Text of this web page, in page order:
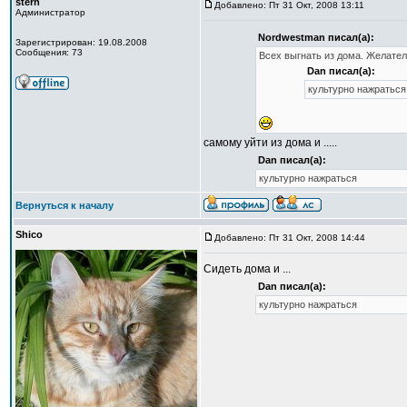
Администратор
Зарегистрирован: 19.08.2008
Сообщения: 73
Добавлено: Пт 31 Окт, 2008 13:11
Nordwestman писал(а):
Всех выгнать из дома.
Dan писал(а):
культурно нажраться
самому уйти из дома и .....
Dan писал(а):
культурно нажраться
Вернуться к началу
Shico Добавлено: Пт 31 Окт, 2008 14:44
Сидеть дома и ...
Dan писал(а):
культурно нажраться